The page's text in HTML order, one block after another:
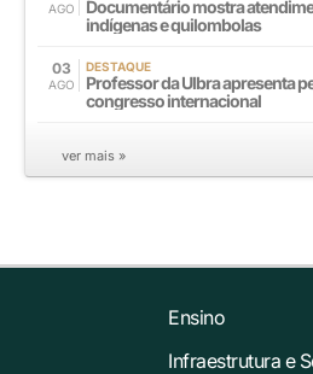
AGO
Documentário mostra
indígenas e quilombolas
03
AGO
DESTAQUE
Professor da Ulbra apresenta
congresso internacional
ver mais »
Ensino
Infraestrutura e